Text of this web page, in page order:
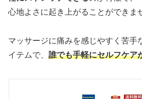
心地よさに起き上がることができま
マッサージに痛みを感じやすく苦手
イテムで、 誰でも手軽にセルフケア